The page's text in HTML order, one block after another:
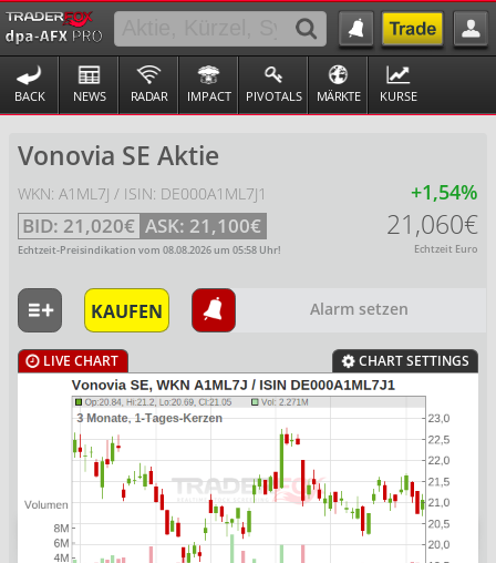
BACK NEWS RADAR IMPACT PIVOTALS MÄRKTE KURSE
Vonovia SE Aktie
WKN: A1ML7J / ISIN: DE000A1ML7J1
BID: 21,020€ ASK: 21,100€
Echtzeit-Preisindikation vom 08.08.2026um 05:58 Uhr!
+1,54%
21,060€
Echtzeit Euro
KAUFEN Alarm setzen
LIVE CHART CHART SETTINGS